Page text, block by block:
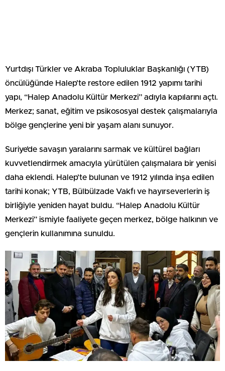
Yurtdışı Türkler ve Akraba Topluluklar Başkanlığı (YTB)
öncülüğünde Halep’te restore edilen 1912 yapımı tarihi
yapı, “Halep Anadolu Kültür Merkezi” adıyla kapılarını açtı.
Merkez; sanat, eğitim ve psikososyal destek çalışmalarıyla
bölge gençlerine yeni bir yaşam alanı sunuyor.
Suriye’de savaşın yaralarını sarmak ve kültürel bağları
kuvvetlendirmek amacıyla yürütülen çalışmalara bir yenisi
daha eklendi. Halep’te bulunan ve 1912 yılında inşa edilen
tarihi konak; YTB, Bülbülzade Vakfı ve hayırseverlerin iş
birliğiyle yeniden hayat buldu. “Halep Anadolu Kültür
Merkezi” ismiyle faaliyete geçen merkez, bölge halkının ve
gençlerin kullanımına sunuldu.